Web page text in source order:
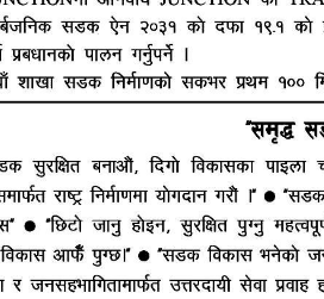
जानकी न्यूज नेटवर्क
ठेगाना: लक्ष्मीनियाँ -७, मधेश प्रदेश
सम्पर्क नं. : +977-9844100829